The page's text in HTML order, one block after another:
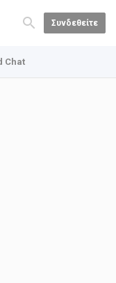
Συνδεθείτε
Chat